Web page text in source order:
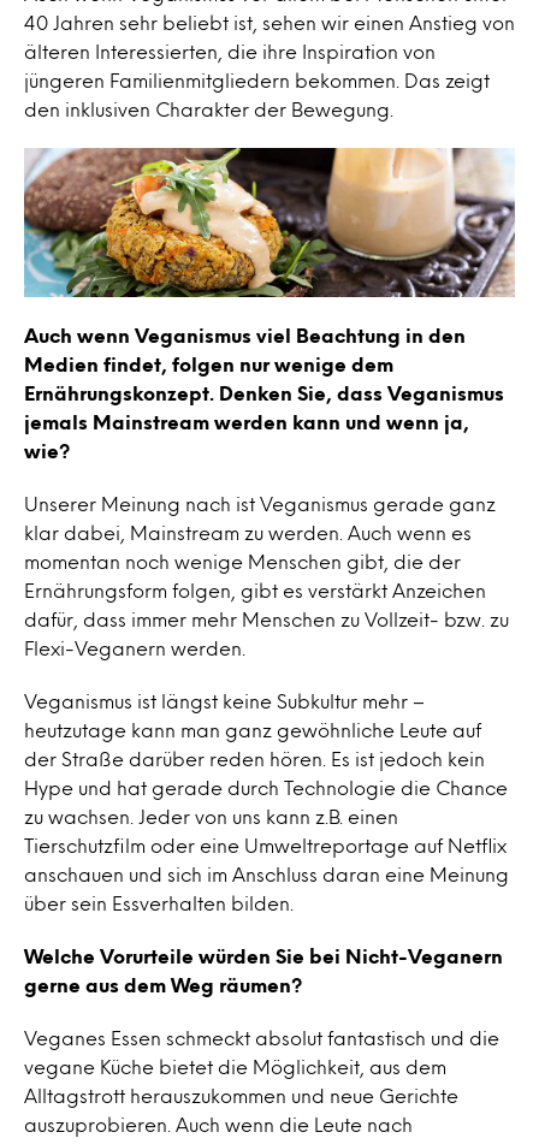
40 Jahren sehr beliebt ist, sehen wir einen Anstieg von
älteren Interessierten, die ihre Inspiration von
jüngeren Familienmitgliedern bekommen. Das zeigt
den inklusiven Charakter der Bewegung.
Auch wenn Veganismus viel Beachtung in den
Medien findet, folgen nur wenige dem
Ernährungskonzept. Denken Sie, dass Veganismus
jemals Mainstream werden kann und wenn ja,
wie?
Unserer Meinung nach ist Veganismus gerade ganz
klar dabei, Mainstream zu werden. Auch wenn es
momentan noch wenige Menschen gibt, die der
Ernährungsform folgen, gibt es verstärkt Anzeichen
dafür, dass immer mehr Menschen zu Vollzeit- bzw. zu
Flexi-Veganern werden.
Veganismus ist längst keine Subkultur mehr –
heutzutage kann man ganz gewöhnliche Leute auf
der Straße darüber reden hören. Es ist jedoch kein
Hype und hat gerade durch Technologie die Chance
zu wachsen. Jeder von uns kann z.B. einen
Tierschutzfilm oder eine Umweltreportage auf Netflix
anschauen und sich im Anschluss daran eine Meinung
über sein Essverhalten bilden.
Welche Vorurteile würden Sie bei Nicht-Veganern
gerne aus dem Weg räumen?
Veganes Essen schmeckt absolut fantastisch und die
vegane Küche bietet die Möglichkeit, aus dem
Alltagstrott herauszukommen und neue Gerichte
auszuprobieren. Auch wenn die Leute nach